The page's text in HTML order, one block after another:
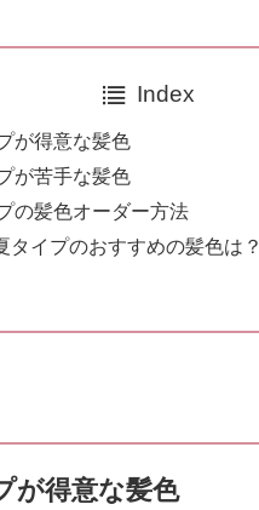
Index
が得意な髪色
が苦手な髪色
の髪色オーダー方法
タイプのおすすめの髪色は？
が得意な髪色